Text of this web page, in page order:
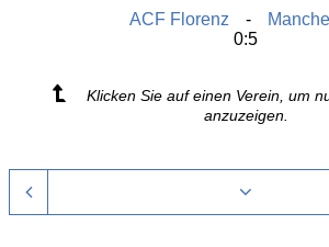
ACF Florenz
0:5
Klicken Sie auf einen Verein, um
anzuzeigen.